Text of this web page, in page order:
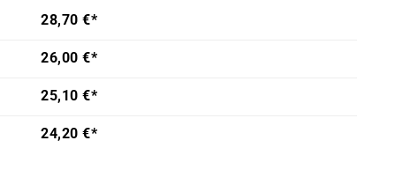
28,70 €*
26,00 €*
25,10 €*
24,20 €*